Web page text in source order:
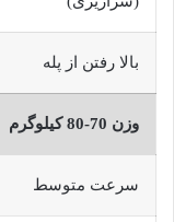
بالا رفتن از پله
وزن 70-80 کیلوگرم
سرعت متوسط